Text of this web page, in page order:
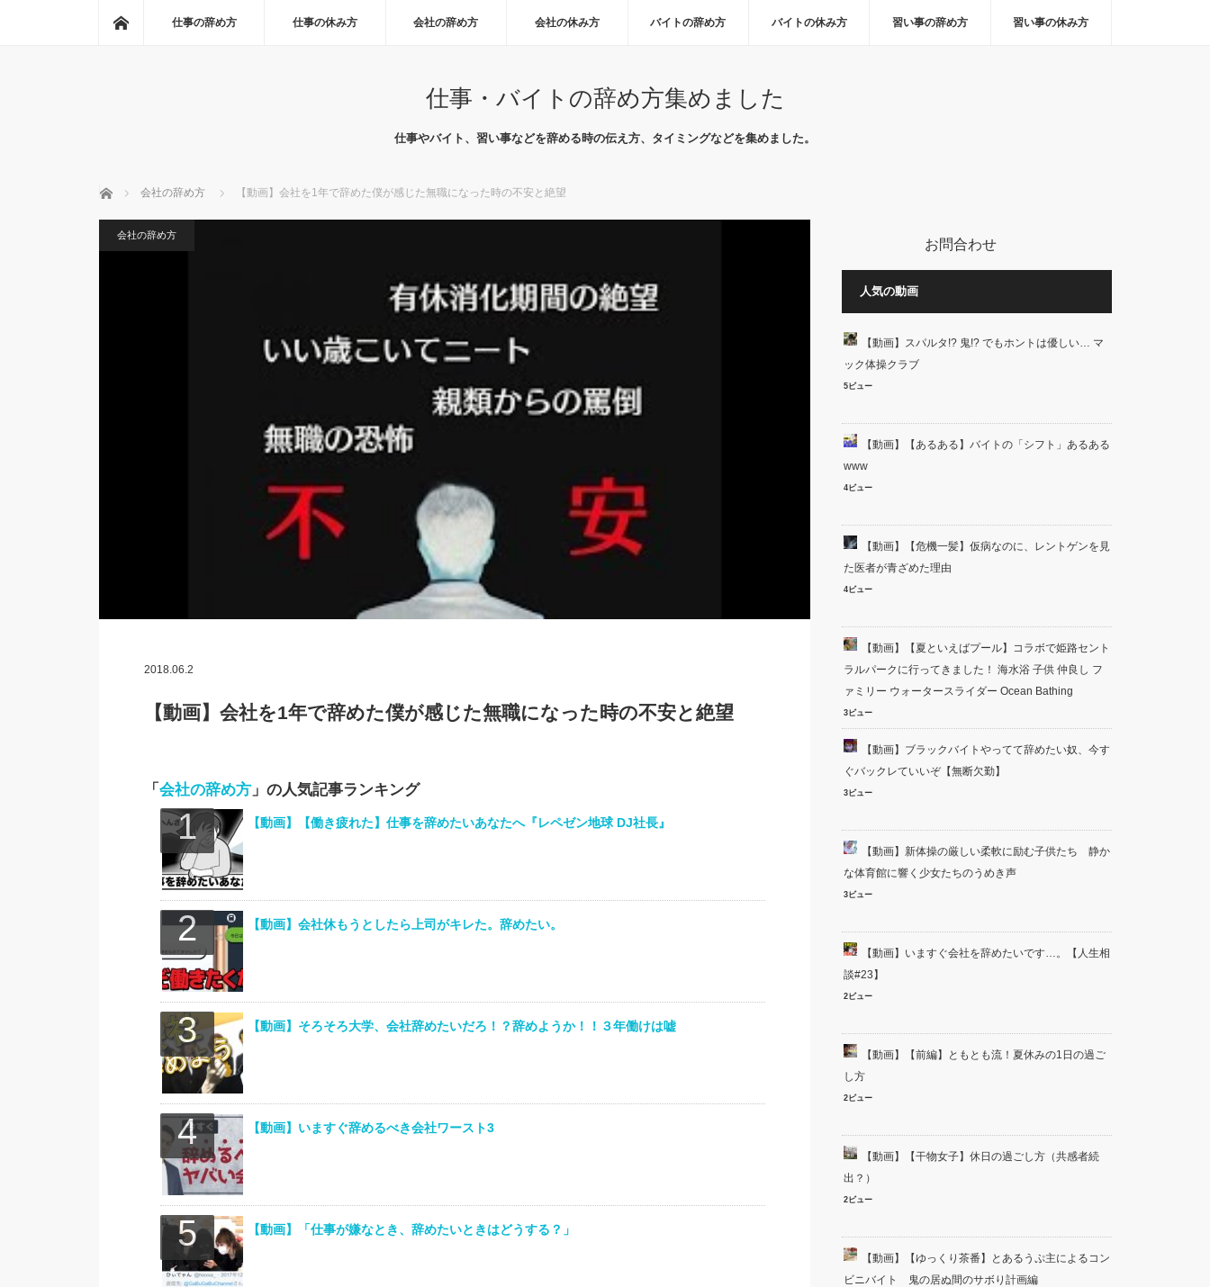
ホーム仕事の辞め方 仕事の休み方 会社の辞め方 会社の休み方 バイトの辞め方 バイトの休み方 習い事の辞め方 習い事の休み方
仕事・バイトの辞め方集めました
仕事やバイト、習い事などを辞める時の伝え方、タイミングなどを集めました。
ホーム 会社の辞め方 【動画】会社を1年で辞めた僕が感じた無職になった時の不安と絶望
会社の辞め方
2018.06.2
【動画】会社を1年で辞めた僕が感じた無職になった時の不安と絶望
「 会社の辞め方」の人気記事ランキング
【動画】【働き疲れた】仕事を辞めたいあなたへ『レペゼン地球 DJ社長』
【動画】会社休もうとしたら上司がキレた。辞めたい。
【動画】そろそろ大学、会社辞めたいだろ！？辞めようか！！３年働けは嘘
【動画】いますぐ辞めるべき会社ワースト3
【動画】「仕事が嫌なとき、辞めたいときはどうする？」
お問合わせ
人気の動画
【動画】スパルタ!? 鬼!? でもホントは優しい… マ
ック体操クラブ
5ビュー
【動画】【あるある】バイトの「シフト」あるある
www
4ビュー
【動画】【危機一髪】仮病なのに、レントゲンを見
た医者が青ざめた理由
4ビュー
【動画】【夏といえばプール】コラボで姫路セント
ラルパークに行ってきました！ 海水浴 子供 仲良し フ
ァミリー ウォータースライダー Ocean Bathing
3ビュー
【動画】ブラックバイトやってて辞めたい奴、今す
ぐバックレていいぞ【無断欠勤】
3ビュー
【動画】新体操の厳しい柔軟に励む子供たち 静か
な体育館に響く少女たちのうめき声
3ビュー
【動画】いますぐ会社を辞めたいです…。【人生相
談#23】
2ビュー
【動画】【前編】ともとも流！夏休みの1日の過ご
し方
2ビュー
【動画】【干物女子】休日の過ごし方（共感者続
出？）
2ビュー
【動画】【ゆっくり茶番】とあるうぷ主によるコン
ビニバイト 鬼の居ぬ間のサボり計画編